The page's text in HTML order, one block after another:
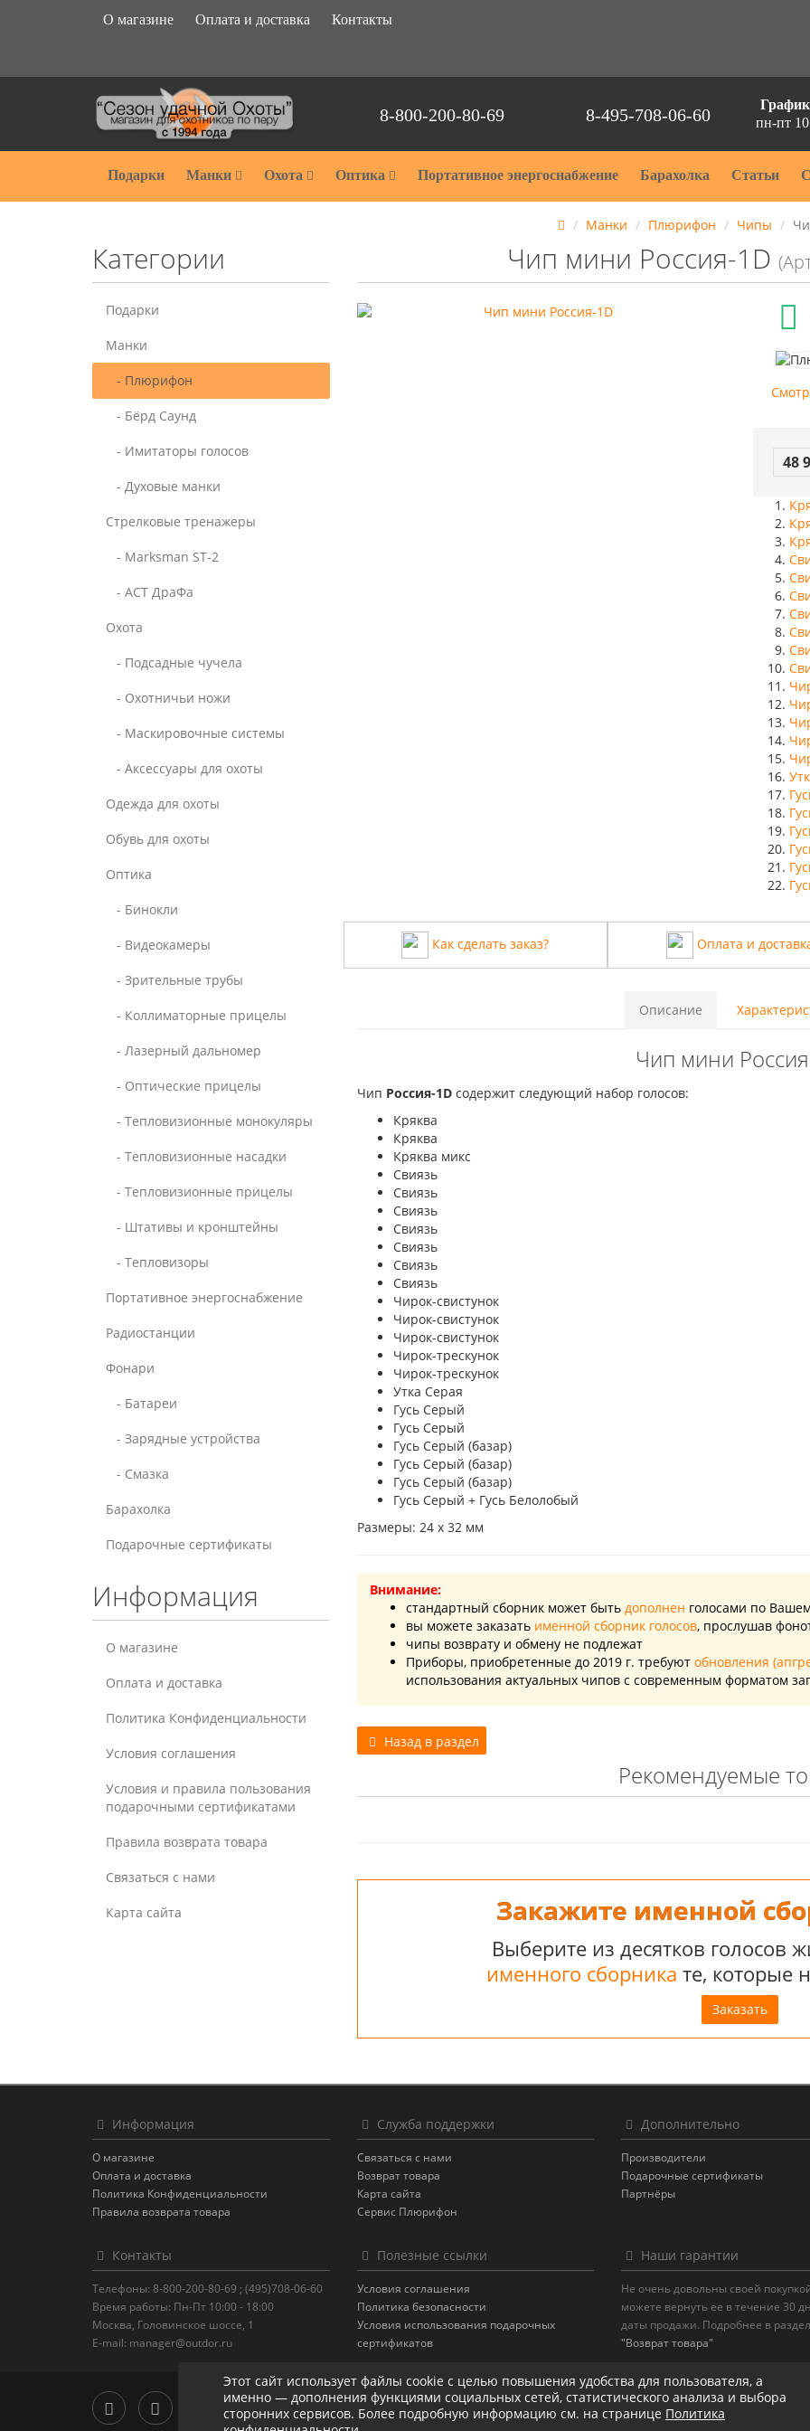
О магазине Оплата и доставка Контакты
8-800-200-80-69 8-495-708-06-60
пн-пт
Подарки Манки Охота Оптика Портативное энергоснабжение Барахолка Статьи
Категории
Подарки
Манки
- Плюрифон
- Бёрд Саунд
- Имитаторы голосов
- Духовые манки
Стрелковые тренажеры
- Marksman ST-2
- АСТ ДраФа
Охота
- Подсадные чучела
- Охотничьи ножи
- Маскировочные системы
- Аксессуары для охоты
Одежда для охоты
Обувь для охоты
Оптика
- Бинокли
- Видеокамеры
- Зрительные трубы
- Коллиматорные прицелы
- Лазерный дальномер
- Оптические прицелы
- Тепловизионные монокуляры
- Тепловизионные насадки
- Тепловизионные прицелы
- Штативы и кронштейны
- Тепловизоры
Портативное энергоснабжение
Радиостанции
Фонари
- Батареи
- Зарядные устройства
- Смазка
Барахолка
Подарочные сертификаты
Информация
О магазине
Оплата и доставка
Политика Конфиденциальности
Условия соглашения
Условия и правила пользования
подарочными сертификатами
Правила возврата товара
Связаться с нами
Карта сайта
Манки Плюрифон Чипы
Чип мини Россия-1D
48
Как сделать заказ? Оплата и
Описание
Чип мини
Чип Россия-1Dсодержит следующий набор голосов:
Кряква
Кряква
Кряква микс
Свиязь
Свиязь
Свиязь
Свиязь
Свиязь
Свиязь
Свиязь
Чирок-свистунок
Чирок-свистунок
Чирок-свистунок
Чирок-трескунок
Чирок-трескунок
Утка Серая
Гусь Серый
Гусь Серый
Гусь Серый (базар)
Гусь Серый (базар)
Гусь Серый (базар)
Гусь Серый + Гусь Белолобый
Размеры: 24 х 32 мм
Внимание:
стандартный сборник может быть дополнен голосами по
вы можете заказать именной сборник голосов, прослушав
чипы возврату и обмену не подлежат
Приборы, приобретенные до 2019 г. требуют обновления
использования актуальных чипов с современным форматом
Назад в раздел
Рекомендуемые
Закажите именной
Выберите из десятков голосов
именного сборника те, которые
Заказать
Информация
О магазине
Оплата и доставка
Политика Конфиденциальности
Правила возврата товара
Служба поддержки
Связаться с нами
Возврат товара
Карта сайта
Сервис Плюрифон
Дополнительно
Производители
Подарочные сертификаты
Партнёры
Контакты
Телефоны: 8-800-200-80-69 ; (495)708-06-60
Время работы: Пн-Пт 10:00 - 18:00
Москва, Головинское шоссе, 1
E-mail: manager@outdor.ru
Полезные ссылки
Условия соглашения
Политика безопасности
Условия использования подарочных
сертификатов
Наши гарантии
Не очень довольны своей
можете вернуть ее в течение 30
даты продажи. Подробнее в
"Возврат товара"
Этот сайт использует файлы cookie с целью повышения удобства для пользователя, а
именно — дополнения функциями социальных сетей, статистического анализа и выбора
сторонних сервисов. Более подробную информацию см. на странице Политика